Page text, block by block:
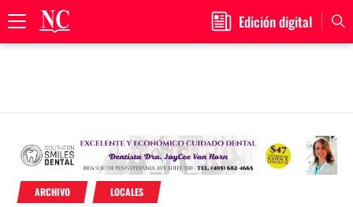
content
Edición digital
ARCHIVO LOCALES